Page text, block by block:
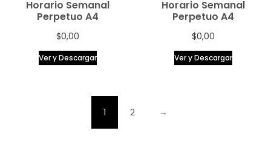
Horario Semanal
Perpetuo A4
$0,00
Ver y Descargar
Horario Semanal
Perpetuo A4
$0,00
Ver y Descargar
1 2 →